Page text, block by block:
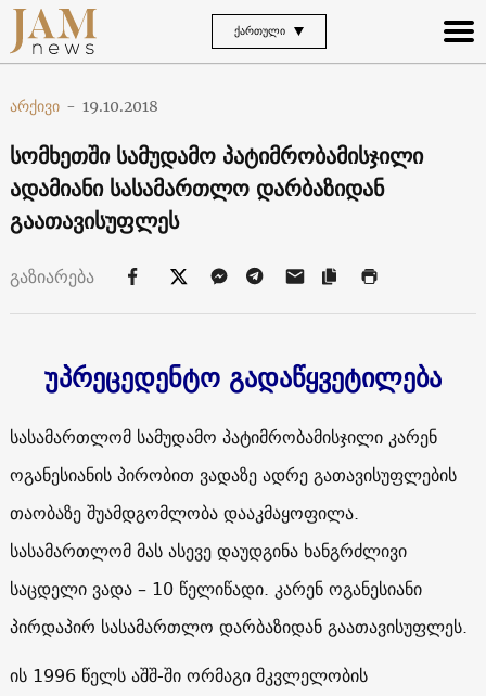
ᲥᲐᲠᲗᲣᲚᲘ
არქივი - 19.10.2018
სომხეთში სამუდამო პატიმრობამისჯილი
ადამიანი სასამართლო დარბაზიდან
გაათავისუფლეს
გაზიარება
უპრეცედენტო გადაწყვეტილება
სასამართლომ სამუდამო პატიმრობამისჯილი კარენ
ოგანესიანის პირობით ვადაზე ადრე გათავისუფლების
თაობაზე შუამდგომლობა დააკმაყოფილა.
სასამართლომ მას ასევე დაუდგინა ხანგრძლივი
საცდელი ვადა – 10 წელიწადი. კარენ ოგანესიანი
პირდაპირ სასამართლო დარბაზიდან გაათავისუფლეს.
ის 1996 წელს აშშ-ში ორმაგი მკვლელობის